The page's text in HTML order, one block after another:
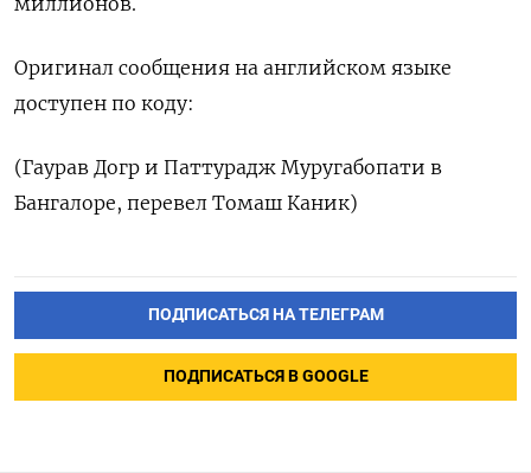
Оригинал сообщения на английском языке
доступен по коду:
(Гаурав Догр и Паттурадж Муругабопати в
Бангалоре, перевел Томаш Каник)
ПОДПИСАТЬСЯ НА ТЕЛЕГРАМ
ПОДПИСАТЬСЯ В GOOGLE